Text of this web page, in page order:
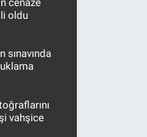
oldu
sınavında
vahşice